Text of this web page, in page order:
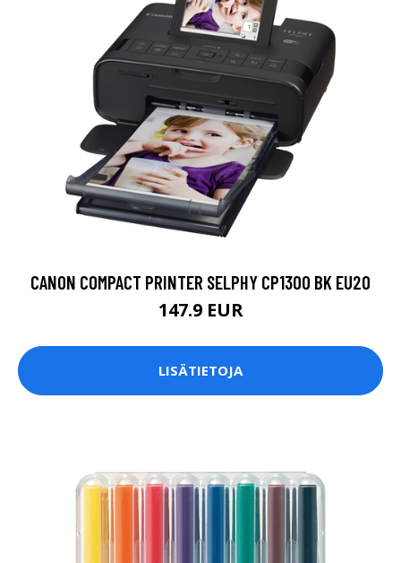
CANON COMPACT PRINTER SELPHY CP1300 BK EU20
147.9 EUR
LISÄTIETOJA